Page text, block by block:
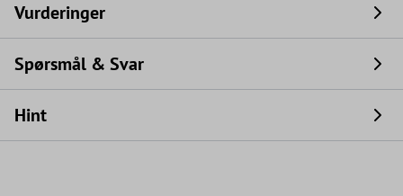
Vurderinger
Spørsmål & Svar
Hint